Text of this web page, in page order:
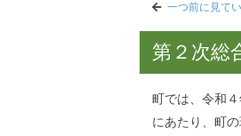
一つ前に見て
第２次総
町では、令和
にあたり、町